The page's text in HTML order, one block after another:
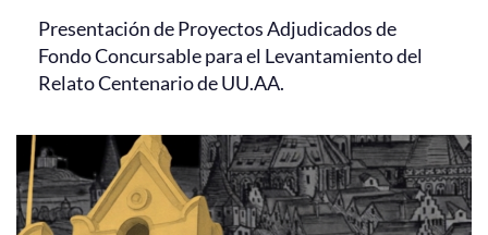
Presentación de Proyectos Adjudicados de
Fondo Concursable para el Levantamiento del
Relato Centenario de UU.AA.